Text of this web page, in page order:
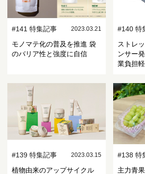
#141 特集記事 2023.03.21
モノマテ化の普及を推進 袋
のバリア性と強度に自信
#140 特
ストレ
ンサー
業負担軽
#139 特集記事 2023.03.15
植物由来のアップサイクル
#138 特
主力青